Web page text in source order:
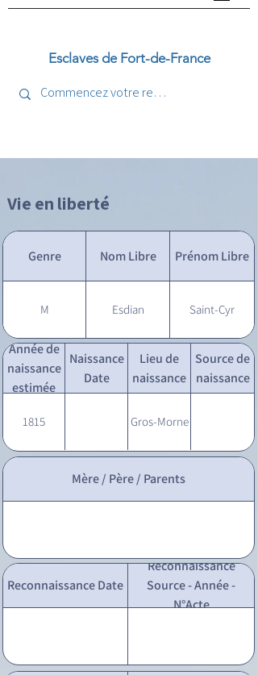
Esclaves de Fort-de-France
Vie en liberté
Genre Nom Libre Prénom Libre
M Esdian Saint-Cyr
Année de
naissance
estimée
Naissance
Date
Lieu de
naissance
Source de
naissance
1815 Gros-Morne
Mère / Père / Parents
Reconnaissance Date
Reconnaissance
Source - Année -
N°Acte